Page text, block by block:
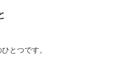
とつです。